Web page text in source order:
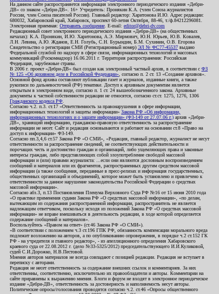
На данном сайте распространяется информация электронного периодического издания «Дебри-
ДВ» со знаком «Дебри-ДВ». 16+ Учредитель: Пронякин К.А. (член Союза журналистов
России, член Союза писателей России). Главный редактор: Харитонова И.Ю. Адрес редакции:
680032, Хабаровский край, Хабаровск, проспект 60-летия Октября, 88-46, т./ф.84212296081.
Электронная приемная: Отправить сообщение . E-mail: editor@debri-dv.com
Редакционный совет электронного периодического издания «Дебри-ДВ» (на общественных
началах): К.А. Пронякин, И.Ю. Харитонова, А.Э. Мирмович, Ю.Н. Юрьев, Ю.В. Ковалев,
Л.Н. Левина, А.Ю. Жданов, Е.Н. Голубь, С.Н. Бурындин, Б.М. Сухинин, О.В. Егорова
Свидетельство о регистрации СМИ (Регистрационный номер) ЭЛ № ФС77-45537 выдано
Федеральной службой по надзору в сфере связи, информационных технологий и массовых
коммуникаций (Роскомнадзор) 16.06.2011 г. Территория распространения: Российская
Федерация, зарубежные страны.
В 2006 г. проект «Дебри-ДВ» был создан как электронный частный архив, в соответствии с ФЗ
№ 125 «Об архивном деле в Российской Федерации» , согласно п. 2 ст. 13 «Создание архивов».
Основной фонд архива составляют публикации газет и журналов, изданные книги, а также
рукописи по дальневосточной (РФ) тематике. Доступ к архивным документам является
открытым в электронном виде, согласно п. 1 ст. 24 вышеобозначенного закона. Архивные
документы к частной собственности редакции не относятся, согласно ст.ст. 1275, 1276, 1306
Гражданского кодекса РФ
Согласно ч.2. п.3. ст.17 «Ответственность за правонарушения в сфере информации,
информационных технологий и защиты информации» Закона РФ «Об информации,
информационных технологиях и о защите информации» (ФЗ-149 от 27.07.06 г.) архив «Дебри-
ДВ», хранящий информацию, гражданско-правовую ответственность за распространение
информации не несет. Сайт и редакция основываются и работают на основании ст.8 «Право на
доступ к информации» ФЗ-149.
Согласно пп.3,4,6 ст.57 Закона РФ «О СМИ», «Редакция, главный редактор, журналист не несут
ответственности за распространение сведений, не соответствующих действительности и
порочащих честь и достоинство граждан и организаций, либо ущемляющих права и законные
интересы граждан, либо представляющих собой злоупотребление свободой массовой
информации и (или) правами журналиста: ...если они являются дословным воспроизведением
сообщений и материалов или их фрагментов, распространенных другим средством массовой
информации (а также сообщения, переданные в пресс-релизах и информация государственных,
общественных организаций и объединений), которое может быть установлено и привлечено к
ответственности за данное нарушение законодательства Российской Федерации о средствах
массовой информации».
Согласно абз.3, п.13 Постановления Пленума Верховного Суда РФ №16 от 15 июня 2010 года
«О практике применения судами Закона РФ «О средствах массовой информации», «по делам,
вытекающим из содержания распространенной информации, распространитель не является
надлежащим ответчиком, поскольку исходя из положений Закона РФ «О средствах массовой
информации» не вправе вмешиваться в деятельность редакции, в ходе которой определяется
содержание сообщений и материалов».
Воспользуйтесь «Правом на ответ» (ст.46 Закона РФ «О СМИ»).
«В соответствии с положением ч.3 ст.196 ГПК РФ, обязанность компенсации морального вреда
подлежит возложению на авторов, а по опубликованию опровержения, в порядке ч.2 ст.152 ГК
РФ - на учредителя и главного редактор», - из апелляционного определения Хабаровского
краевого суда от 22.08.2012 г. (дело №33-5325/2012) председательствующего И.И.Куликовой,
судей С.И.Дорожко, Н.В.Пестовой.
Мнения авторов материалов не всегда совпадают с позицией редакции. Редакция не вступает в
переписку с авторами.
Редакция не несет ответственность за содержание внешних ссылок и комментариев. За них
ответственны, соответственно, исключительно их правообладатели и авторы. Комментарии на
сайте приравнены к выражению мнения. Блоги и форум не входят в электронное периодическое
издание «Дебри-ДВ», ответственность за достоверность и наполняемость несут авторы.
Политические опросы/голосования проводятся согласно ч.2. ст.46 «Опросы общественного